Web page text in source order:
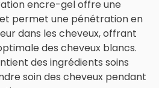
encre-gel offre une
permet une pénétration en
dans les cheveux, offrant
des cheveux blancs.
des ingrédients soins
soin des cheveux pendant